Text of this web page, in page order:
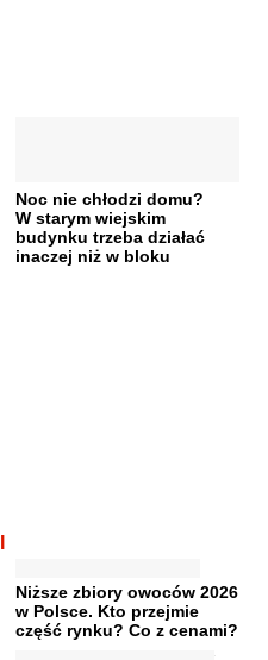
Noc nie chłodzi domu?
W starym wiejskim
budynku trzeba działać
inaczej niż w bloku
Niższe zbiory owoców 2026
w Polsce. Kto przejmie
część rynku? Co z cenami?